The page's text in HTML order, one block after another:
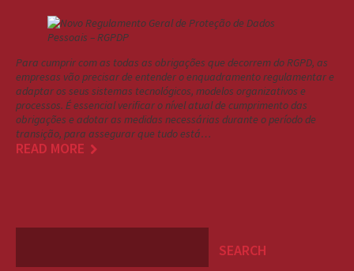
Para cumprir com as todas as obrigações que decorrem do RGPD, as
empresas vão precisar de entender o enquadramento regulamentar e
adaptar os seus sistemas tecnológicos, modelos organizativos e
processos. É essencial verificar o nível atual de cumprimento das
obrigações e adotar as medidas necessárias durante o período de
transição, para assegurar que tudo está…
READ MORE